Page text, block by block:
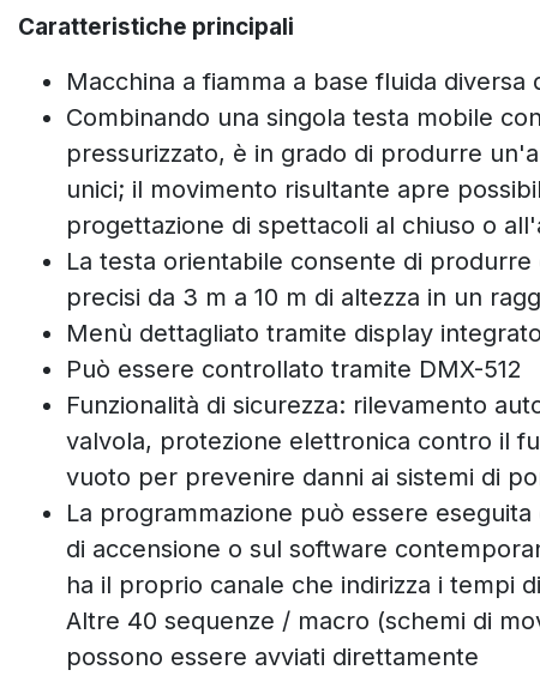
Caratteristiche principali
Macchina a fiamma a base fluida diversa
Combinando una singola testa mobile
pressurizzato, è in grado di produrre
unici; il movimento risultante apre
progettazione di spettacoli al chiuso o
La testa orientabile consente di
precisi da 3 m a 10 m di altezza in un
Menù dettagliato tramite display
Può essere controllato tramite DMX-512
Funzionalità di sicurezza: rilevamento
valvola, protezione elettronica contro il
vuoto per prevenire danni ai sistemi di
La programmazione può essere
di accensione o sul software
ha il proprio canale che indirizza i tempi
Altre 40 sequenze / macro (schemi di
possono essere avviati direttamente